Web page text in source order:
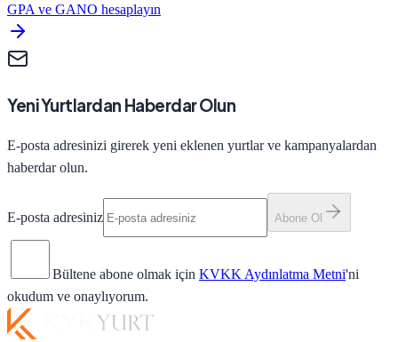
GPA ve GANO hesaplayın
Yeni Yurtlardan Haberdar Olun
E-posta adresinizi girerek yeni eklenen yurtlar ve kampanyalardan
haberdar olun.
E-posta adresiniz Abone Ol
Bültene abone olmak için KVKK Aydınlatma Metni'ni
okudum ve onaylıyorum.